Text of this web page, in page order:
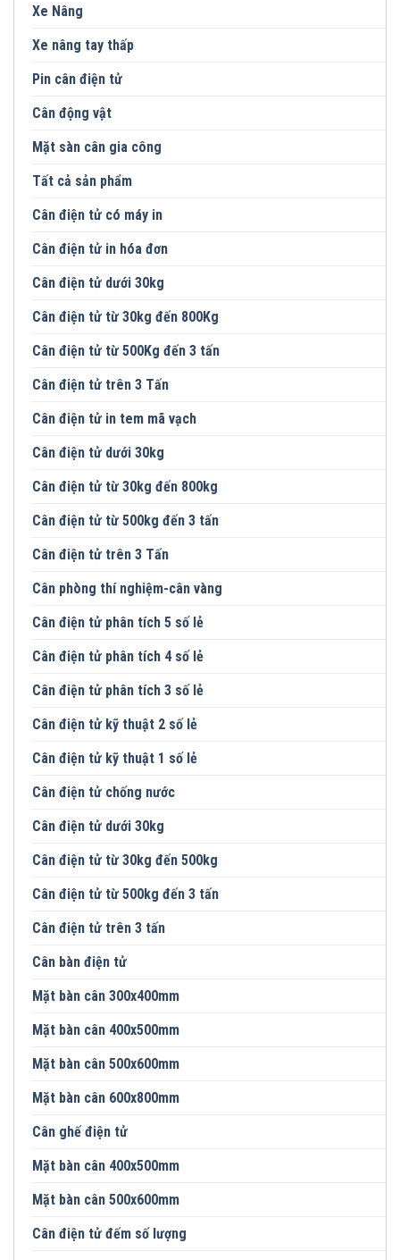
Xe Nâng
Xe nâng tay thấp
Pin cân điện tử
Cân động vật
Mặt sàn cân gia công
Tất cả sản phẩm
Cân điện tử có máy in
Cân điện tử in hóa đơn
Cân điện tử dưới 30kg
Cân điện tử từ 30kg đến 800Kg
Cân điện tử từ 500Kg đến 3 tấn
Cân điện tử trên 3 Tấn
Cân điện tử in tem mã vạch
Cân điện tử dưới 30kg
Cân điện tử từ 30kg đến 800kg
Cân điện tử từ 500kg đến 3 tấn
Cân điện tử trên 3 Tấn
Cân phòng thí nghiệm-cân vàng
Cân điện tử phân tích 5 số lẻ
Cân điện tử phân tích 4 số lẻ
Cân điện tử phân tích 3 số lẻ
Cân điện tử kỹ thuật 2 số lẻ
Cân điện tử kỹ thuật 1 số lẻ
Cân điện tử chống nước
Cân điện tử dưới 30kg
Cân điện tử từ 30kg đến 500kg
Cân điện tử từ 500kg đến 3 tấn
Cân điện tử trên 3 tấn
Cân bàn điện tử
Mặt bàn cân 300x400mm
Mặt bàn cân 400x500mm
Mặt bàn cân 500x600mm
Mặt bàn cân 600x800mm
Cân ghế điện tử
Mặt bàn cân 400x500mm
Mặt bàn cân 500x600mm
Cân điện tử đếm số lượng